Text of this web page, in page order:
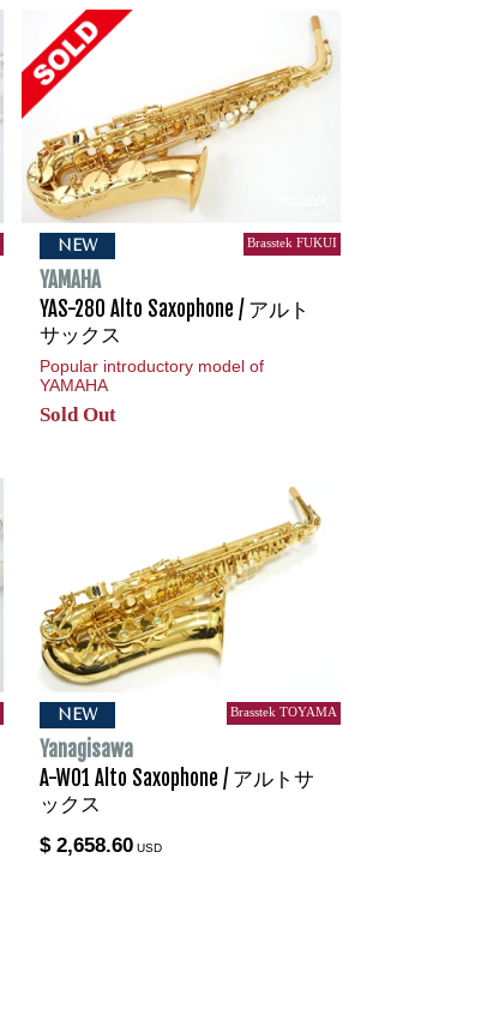
NEW Brasstek FUKUI
YAMAHA
YAS-280 Alto Saxophone / アルト
サックス
Popular introductory model of
YAMAHA
Sold Out
NEW Brasstek TOYAMA
Yanagisawa
A-WO1 Alto Saxophone / アルトサ
ックス
$ 2,658.60USD